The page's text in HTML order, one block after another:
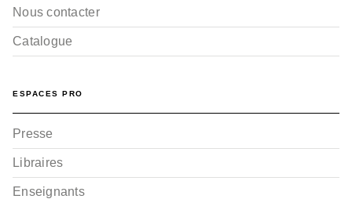
Nous contacter
Catalogue
ESPACES PRO
Presse
Libraires
Enseignants